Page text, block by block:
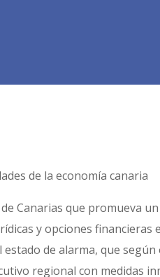
de la economía canaria
Canarias que promueva
y opciones financieras
de alarma, que
regional con medidas